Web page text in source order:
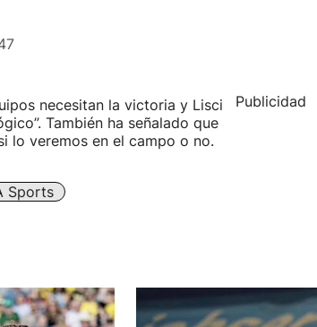
necesitan la victoria y Lisci
También ha señalado que
lo veremos en el campo o no.
Sports
Publicidad